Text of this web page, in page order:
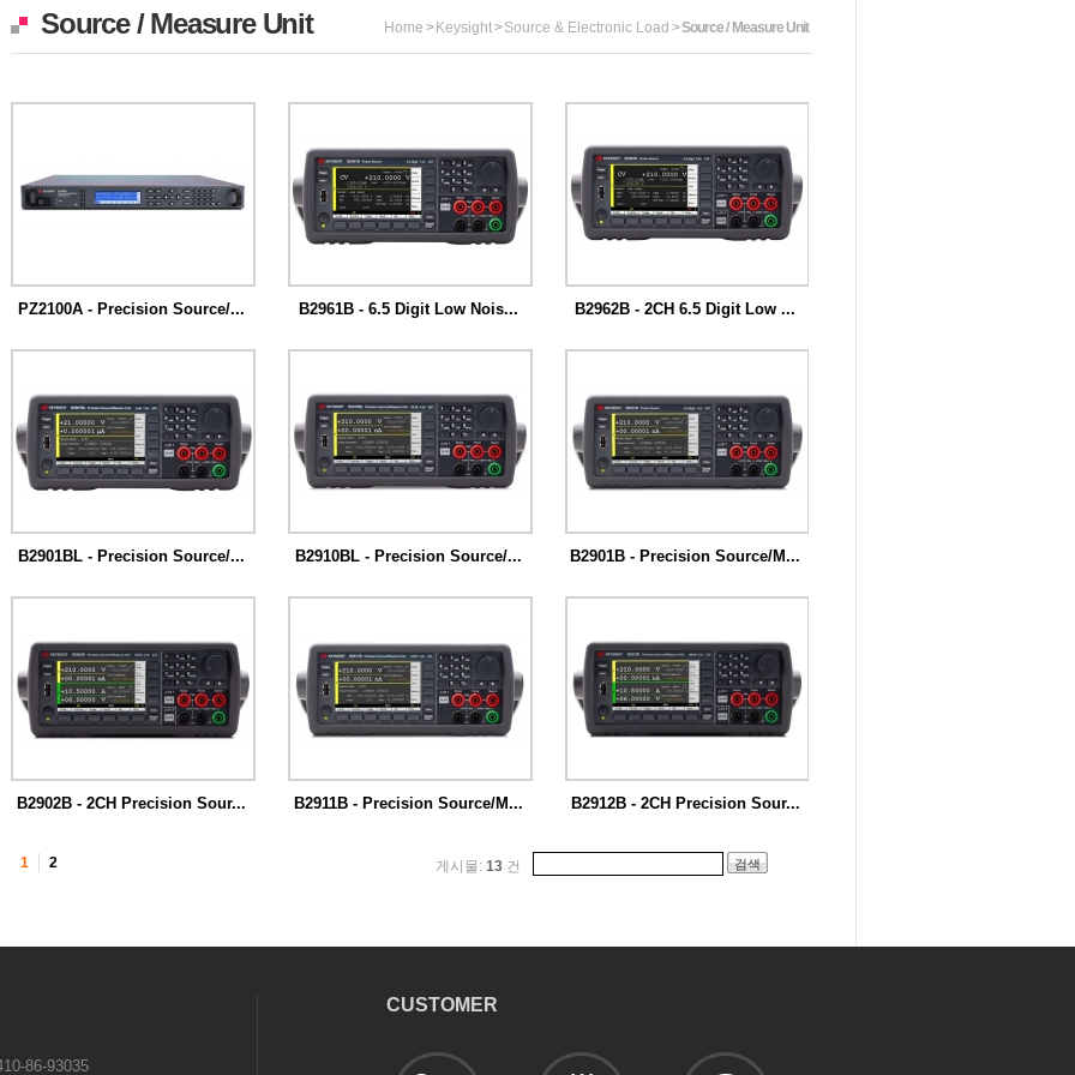
Source / Measure Unit Home > Keysight>Source & Electronic Load >Source / Measure Unit
PZ2100A - Precision Source/...
하여 ...
B2961B - 6.5 Digit Low Nois...
디지트...
B2962B - 2CH 6.5 Digit Low ...
디지트...
B2901BL - Precision Source/...
비용...
B2910BL - Precision Source/...
비용...
B2901B - Precision Source/M...
비용...
B2902B - 2CH Precision Sour... B2911B - Precision Source/M... B2912B - 2CH Precision Sour...
1 2 검색
게시물: 13 건
86-93035
CUSTOMER